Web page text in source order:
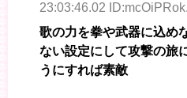
23:03:46.02
歌の力を拳や武器に込め
ない設定にして攻撃の旅
うにすれば素敵